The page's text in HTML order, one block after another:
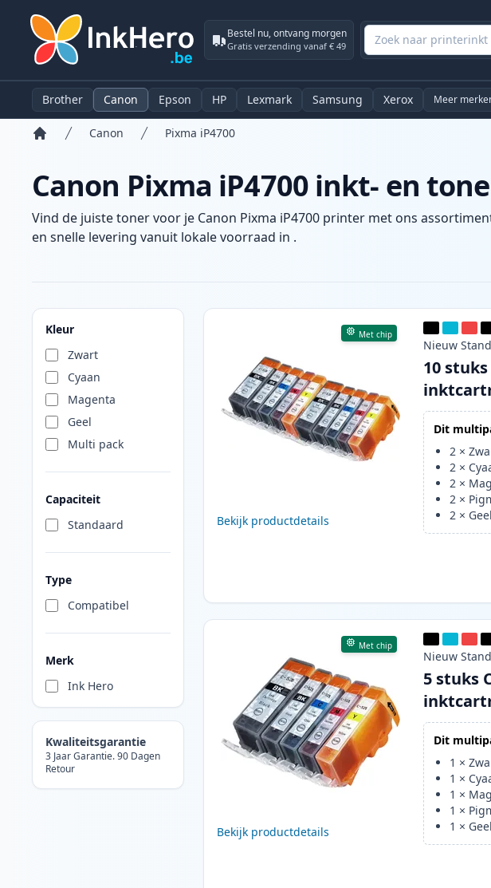
Bestel nu, ontvang morgen
Gratis verzending vanaf € 49
Brother Canon Epson HP Lexmark Samsung Xerox Meer
Canon Pixma iP4700
Canon Pixma iP4700 inkt- en
Vind de juiste toner voor je Canon Pixma iP4700 printer met ons
en snelle levering vanuit lokale voorraad in .
Kleur
Zwart
Cyaan
Magenta
Geel
Multi pack
Capaciteit
Standaard
Type
Compatibel
Merk
Ink Hero
Kwaliteitsgarantie
3 Jaar Garantie. 90 Dagen
Retour
Producten
Met chip
Bekijk productdetails
Nieuw
10 stuks
Dit
2 ×
2 ×
2 ×
2 ×
2 × Geel
Met chip
Bekijk productdetails
Nieuw
5 stuks
Dit
1 ×
1 ×
1 ×
1 ×
1 × Geel